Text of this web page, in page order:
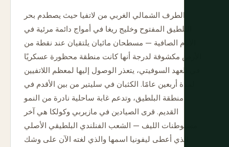
الطرف الشمالي الغربي من لاتفيا حيث يصطدم بحر
البلطيق المفتوح وخليج ريغا في أمواج دائمة مرئية في
الأيام الصافية — مسطحان مائيان يلتقيان عند نقطة من
الأرض مكشوفة لدرجة أنها كانت منطقة محظورة عسكريًا
في العهد السوفيتي، يتعذر الوصول إليها لمعظم اللاتفيين
لمدة أربعين عامًا. الكثبان في سليتير من بين الأقدم في
منطقة البلطيق، وتدعم غابة ساحلية نادرة من النمو
القديم. قرى الصيادين في مازيربي وكولكا هي آخر
مستوطنات الليف — الشعب الفنلندي البلطيقي الأصلي
الذي أعطى ليفونيا اسمها والذي لغته الآن على وشك